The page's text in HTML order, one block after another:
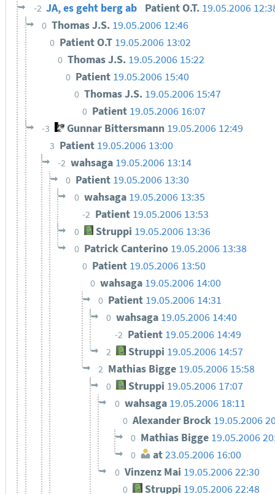
-2 JA, es geht berg ab Patient O.T. 19.05.2006
0 Thomas J.S. 19.05.2006 12:46
0 Patient O.T 19.05.2006 13:02
0 Thomas J.S. 19.05.2006 15:22
0 Patient 19.05.2006 15:40
0 Thomas J.S. 19.05.2006 15:47
0 Patient 19.05.2006 16:07
-3 Gunnar Bittersmann 19.05.2006 12:49
3 Patient 19.05.2006 13:00
-2 wahsaga 19.05.2006 13:14
0 Patient 19.05.2006 13:30
0 wahsaga 19.05.2006 13:35
-2 Patient 19.05.2006 13:53
0 Struppi 19.05.2006 13:36
0 Patrick Canterino 19.05.2006 13:38
0 Patient 19.05.2006 13:50
0 wahsaga 19.05.2006 14:00
0 Patient 19.05.2006 14:31
0 wahsaga 19.05.2006 14:40
-2 Patient 19.05.2006 14:49
2 Struppi 19.05.2006 14:57
2 Mathias Bigge 19.05.2006 15:58
0 Struppi 19.05.2006 17:07
0 wahsaga 19.05.2006 18:11
0 Alexander Brock 19.05.2006
0 Mathias Bigge 19.05.2006
0 at23.05.2006 16:00
0 Vinzenz Mai 19.05.2006 22:30
0 Struppi 19.05.2006 22:48